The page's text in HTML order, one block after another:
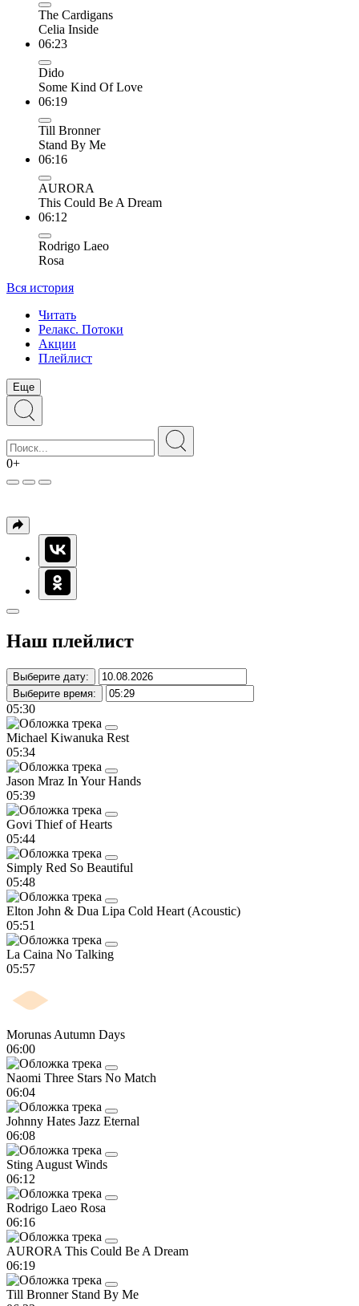
The Cardigans
Celia Inside
06:23
Dido
Some Kind Of Love
06:19
Till Bronner
Stand By Me
06:16
AURORA
This Could Be A Dream
06:12
Rodrigo Laeo
Rosa
Вся история
Читать
Релакс. Потоки
Акции
Плейлист
Еще
0+
Наш плейлист
Выберите дату:
Выберите время:
05:30
Michael Kiwanuka Rest
05:34
Jason Mraz In Your Hands
05:39
Govi Thief of Hearts
05:44
Simply Red So Beautiful
05:48
Elton John & Dua Lipa Cold Heart (Acoustic)
05:51
La Caina No Talking
05:57
Morunas Autumn Days
06:00
Naomi Three Stars No Match
06:04
Johnny Hates Jazz Eternal
06:08
Sting August Winds
06:12
Rodrigo Laeo Rosa
06:16
AURORA This Could Be A Dream
06:19
Till Bronner Stand By Me